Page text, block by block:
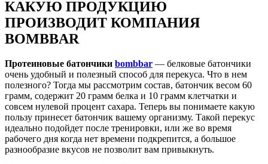
КАКУЮ ПРОДУКЦИЮ
ПРОИЗВОДИТ КОМПАНИЯ
BOMBBAR
Протеиновые батончики bombbar — белковые батончики
очень удобный и полезный способ для перекуса. Что в нем
полезного? Тогда мы рассмотрим состав, батончик весом 60
грамм, содержит 20 грамм белка и 10 грамм клетчатки и
совсем нулевой процент сахара. Теперь вы понимаете какую
пользу принесет батончик вашему организму. Такой перекус
идеально подойдет после тренировки, или же во время
рабочего дня когда нет времени подкрепится, а большое
разнообразие вкусов не позволит вам привыкнуть.